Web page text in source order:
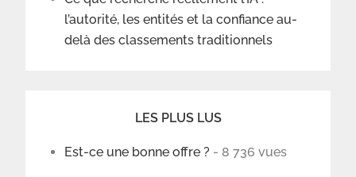
l’autorité, les entités et la confiance au-
delà des classements traditionnels
LES PLUS LUS
Est-ce une bonne offre ? - 8 736 vues